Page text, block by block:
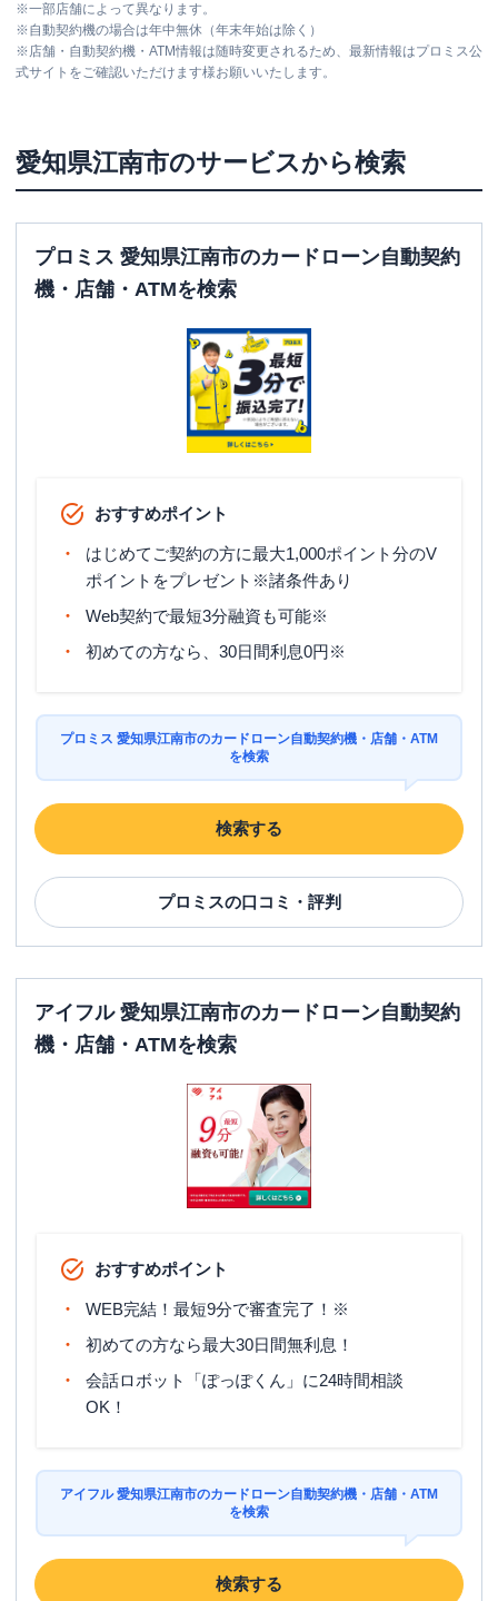
住所 愛知県江南市宮後町王塚６
※一部店舗によって異なります。
※自動契約機の場合は年中無休（年末年始は除く）
※店舗・自動契約機・ATM情報は随時変更されるため、最新情報はプロミス公
式サイトをご確認いただけます様お願いいたします。
愛知県江南市のサービスから検索
プロミス 愛知県江南市のカードローン自動契約
機・店舗・ATMを検索
おすすめポイント
はじめてご契約の方に最大1,000ポイント分のV
ポイントをプレゼント※諸条件あり
Web契約で最短3分融資も可能※
初めての方なら、30日間利息0円※
プロミス 愛知県江南市のカードローン自動契約機・店舗・ATM
を検索
検索する
プロミスの口コミ・評判
アイフル 愛知県江南市のカードローン自動契約
機・店舗・ATMを検索
おすすめポイント
WEB完結！最短9分で審査完了！※
初めての方なら最大30日間無利息！
会話ロボット「ぽっぽくん」に24時間相談
OK！
アイフル 愛知県江南市のカードローン自動契約機・店舗・ATM
を検索
検索する